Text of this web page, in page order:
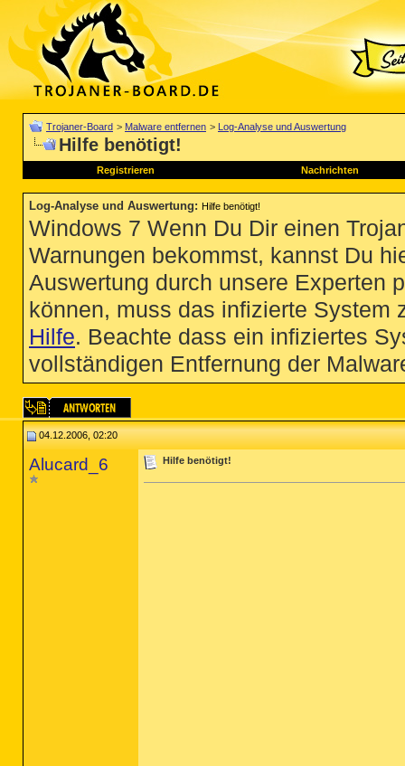
Trojaner-Board > Malware entfernen > Log-Analyse und Auswertung
Hilfe benötigt!
Registrieren Nachrichten
Log-Analyse und Auswertung: Hilfe benötigt!
Windows 7 Wenn Du Dir einen
Warnungen bekommst, kannst Du
Auswertung durch unsere Experten
können, muss das infizierte System
Hilfe. Beachte dass ein infiziertes
vollständigen Entfernung der
04.12.2006, 02:20
Alucard_6 Hilfe benötigt!